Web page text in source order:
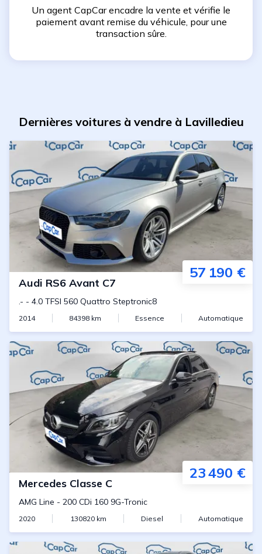
Un agent CapCar encadre la vente et vérifie le
paiement avant remise du véhicule, pour une
transaction sûre.
Dernières voitures à vendre à Lavilledieu
57 190 €
Audi RS6 Avant C7
.- - 4.0 TFSI 560 Quattro Steptronic8
2014 84398 km Essence Automatique
23 490 €
Mercedes Classe C
AMG Line - 200 CDi 160 9G-Tronic
2020 130820km Diesel Automatique